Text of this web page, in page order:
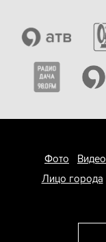
Фото Видео
Лицо города